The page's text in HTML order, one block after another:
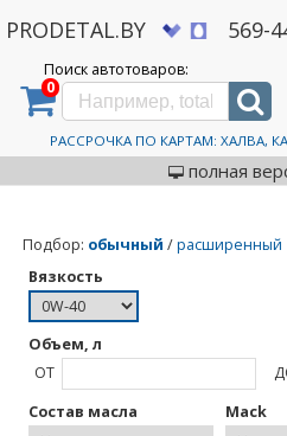
PRODETAL.BY 569-
Поиск автотоваров:
0
РАССРОЧКА ПО КАРТАМ: ХАЛВА,
полная
Дискаунтер автозапчастей PRODETAL.BY >
Моторные масла 0W-40
Подбор: обычный /расширенный
Вязкость
Объем, л
ОТ
Состав масла
Mack